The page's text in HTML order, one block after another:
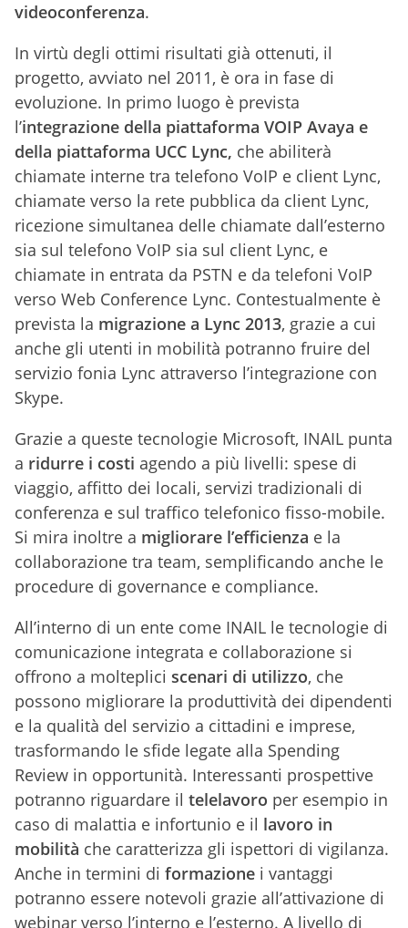
videoconferenza.
In virtù degli ottimi risultati già ottenuti, il
progetto, avviato nel 2011, è ora in fase di
evoluzione. In primo luogo è prevista
l’integrazione della piattaforma VOIP Avaya e
della piattaforma UCC Lync, che abiliterà
chiamate interne tra telefono VoIP e client Lync,
chiamate verso la rete pubblica da client Lync,
ricezione simultanea delle chiamate dall’esterno
sia sul telefono VoIP sia sul client Lync, e
chiamate in entrata da PSTN e da telefoni VoIP
verso Web Conference Lync. Contestualmente è
prevista la migrazione a Lync 2013, grazie a cui
anche gli utenti in mobilità potranno fruire del
servizio fonia Lync attraverso l’integrazione con
Skype.
Grazie a queste tecnologie Microsoft, INAIL punta
a ridurre i costi agendo a più livelli: spese di
viaggio, affitto dei locali, servizi tradizionali di
conferenza e sul traffico telefonico fisso-mobile.
Si mira inoltre a migliorare l’efficienza e la
collaborazione tra team, semplificando anche le
procedure di governance e compliance.
All’interno di un ente come INAIL le tecnologie di
comunicazione integrata e collaborazione si
offrono a molteplici scenari di utilizzo, che
possono migliorare la produttività dei dipendenti
e la qualità del servizio a cittadini e imprese,
trasformando le sfide legate alla Spending
Review in opportunità. Interessanti prospettive
potranno riguardare il telelavoro per esempio in
caso di malattia e infortunio e il lavoro in
mobilità che caratterizza gli ispettori di vigilanza.
Anche in termini di formazione i vantaggi
potranno essere notevoli grazie all’attivazione di
webinar verso l’interno e l’esterno. A livello di